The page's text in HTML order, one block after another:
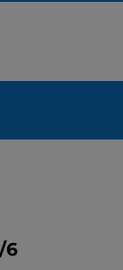
6